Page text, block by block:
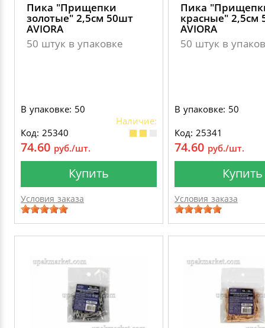
Пика "Прищепки
золотые" 2,5см 50шт
AVIORA
50 штук в упаковке
В упаковке: 50
Наличие:
Код: 25340
74.60 руб./шт.
Купить
Условия заказа
Пика
красные" 2,5см
AVIORA
50 штук в
В упаковке: 50
Код: 25341
74.60 руб./шт.
Купить
Условия заказа